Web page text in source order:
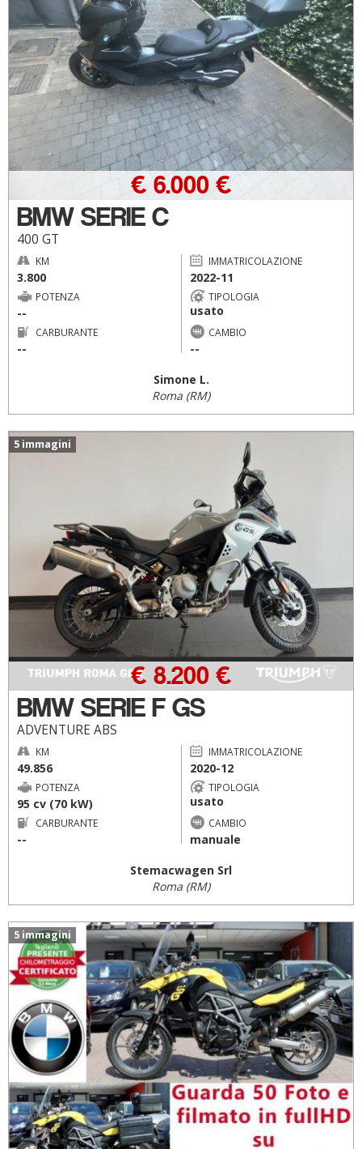
BMW SERIE C
400 GT
€ 6.000 €
KM
3.800
IMMATRICOLAZIONE
2022-11
POTENZA
--
TIPOLOGIA
usato
CARBURANTE
--
CAMBIO
--
Simone L.
Roma (RM)
5 immagini
BMW SERIE F GS
ADVENTURE ABS
€ 8.200 €
KM
49.856
IMMATRICOLAZIONE
2020-12
POTENZA
95 cv (70 kW)
TIPOLOGIA
usato
CARBURANTE
--
CAMBIO
manuale
Stemacwagen Srl
Roma (RM)
5 immagini